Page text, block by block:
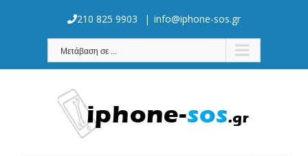
210 825 9903 | info@iphone-sos.gr
Μετάβαση σε ...